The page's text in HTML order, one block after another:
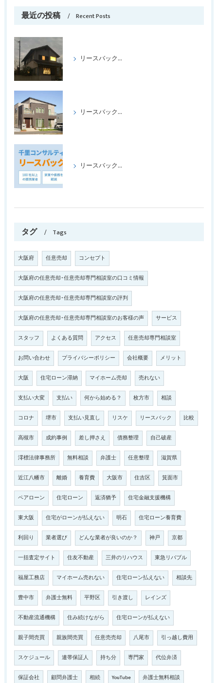
最近の投稿 Recent Posts
リースバックをして喜ばれたケース パートⅢ
リースバックをして、喜ばれたケース、パートⅡ
リースバックの成功事例パート1
タグ Tags
大阪府 任意売却 コンセプト
大阪府の任意売却･任意売却専門相談室の口コミ情報
大阪府の任意売却･任意売却専門相談室の評判
大阪府の任意売却･任意売却専門相談室のお客様の声 サービス
スタッフ よくある質問 アクセス 任意売却専門相談室
お問い合わせ プライバシーポリシー 会社概要 メリット
大阪 住宅ローン滞納 マイホーム売却 売れない
支払い大変 支払い 何から始める？ 枚方市 相談
コロナ 堺市 支払い見直し リスケ リースバック 比較
高槻市 成約事例 差し押さえ 債務整理 自己破産
澪標法律事務所 無料相談 弁護士 任意整理 滋賀県
近江八幡市 離婚 養育費 大阪市 住吉区 箕面市
ペアローン 住宅ローン 返済猶予 住宅金融支援機構
東大阪 住宅がローンが払えない 明石 住宅ローン養育費
利回り 業者選び どんな業者が良いのか？ 神戸 京都
一括査定サイト 住友不動産 三井のリハウス 東急リバブル
福屋工務店 マイホーム売れない 住宅ローン払えない 相談先
豊中市 弁護士無料 平野区 引き渡し レインズ
不動産流通機構 住み続けながら 住宅ローンが払えない
親子間売買 親族間売買 任意売売却 八尾市 引っ越し費用
スケジュール 連帯保証人 持ち分 専門家 代位弁済
保証会社 顧問弁護士 相続 YouTube 弁護士無料相談